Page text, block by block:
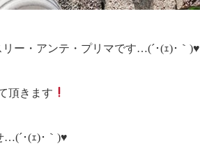
ー・アンテ・プリマです…(´･(ｪ)･｀)♥
頂きます
…(´･(ｪ)･｀)♥